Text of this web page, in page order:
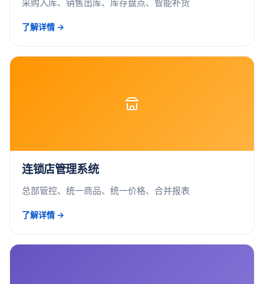
采购入库、销售出库、库存盘点、智能补货
了解详情 →
连锁店管理系统
总部管控、统一商品、统一价格、合并报表
了解详情 →